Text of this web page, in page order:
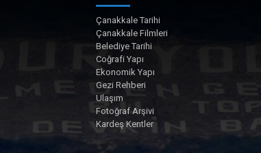
Çanakkale Tarihi
Çanakkale Filmleri
Belediye Tarihi
Coğrafi Yapı
Ekonomik Yapı
Gezi Rehberi
Ulaşım
Fotoğraf Arşivi
Kardeş Kentler